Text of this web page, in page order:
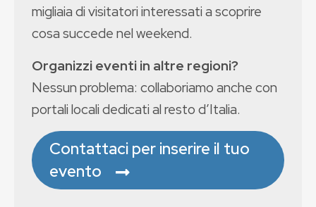
migliaia di visitatori interessati a scoprire
cosa succede nel weekend.
Organizzi eventi in altre regioni?
Nessun problema: collaboriamo anche con
portali locali dedicati al resto d’Italia.
Contattaci per inserire il tuo
evento